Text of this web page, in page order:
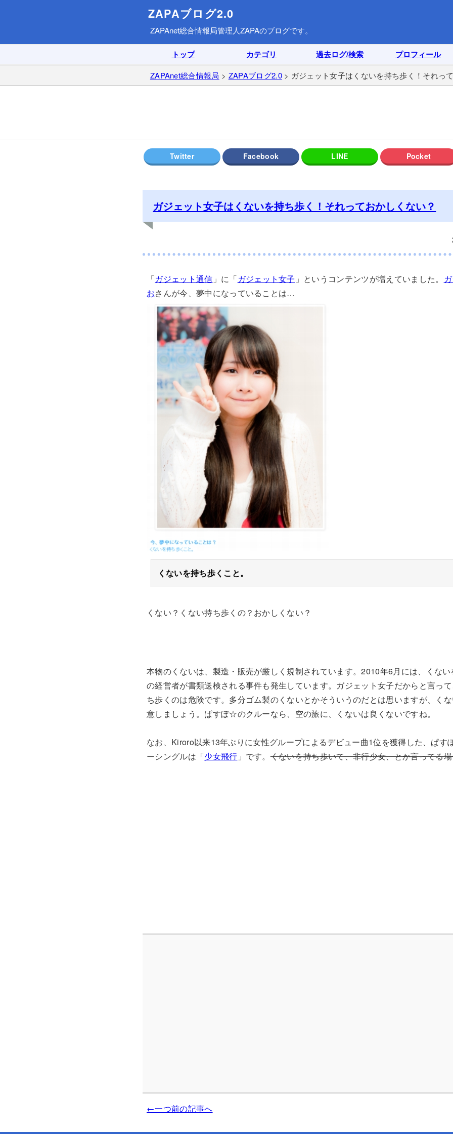
ZAPAブログ2.0
ZAPAnet総合情報局管理人ZAPAのブログです。
トップ カテゴリ 過去ログ/検索 プロフィール
ZAPAnet総合情報局 > ZAPAブログ2.0> ガジェット女子はくないを持ち歩く！それっ
ガジェット女子はくないを持ち歩く！それっておかしくない？
「ガジェット通信 」に「ガジェット女子 」というコンテンツが増えていました。
おさんが今、夢中になっていることは…
くないを持ち歩くこと。
くない？くない持ち歩くの？おかしくない？
本物のくないは、製造・販売が厳しく規制されています。2010年6月には、くな
の経営者が書類送検される事件も発生しています。ガジェット女子だからと言っ
ち歩くのは危険です。多分ゴム製のくないとかそういうのだとは思いますが、く
意しましょう。ぱすぽ☆のクルーなら、空の旅に、くないは良くないですね。
なお、Kiroro以来13年ぶりに女性グループによるデビュー曲1位を獲得した、ぱす
ーシングルは「少女飛行 」です。くないを持ち歩いて、非行少女、とか言ってる
←一つ前の記事へ